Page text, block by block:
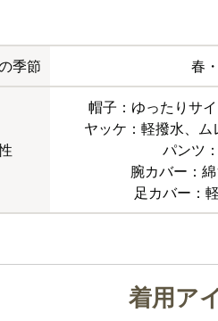
季節 春
帽子：ゆったりサ
ヤッケ：軽撥水、
パンツ
腕カバー：
足カバー：
着用ア